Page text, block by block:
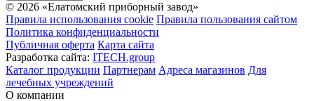
© 2026 «Елатомский приборный завод»
Правила использования cookie Правила пользования сайтом
Политика конфиденциальности
Публичная оферта Карта сайта
Разработка сайта: ITECH.group
Каталог продукции Партнерам Адреса магазинов Для
лечебных учреждений
О компании